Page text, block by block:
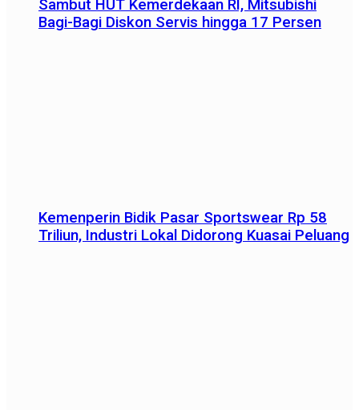
Sambut HUT Kemerdekaan RI, Mitsubishi
Bagi-Bagi Diskon Servis hingga 17 Persen
Kemenperin Bidik Pasar Sportswear Rp 58
Triliun, Industri Lokal Didorong Kuasai Peluang